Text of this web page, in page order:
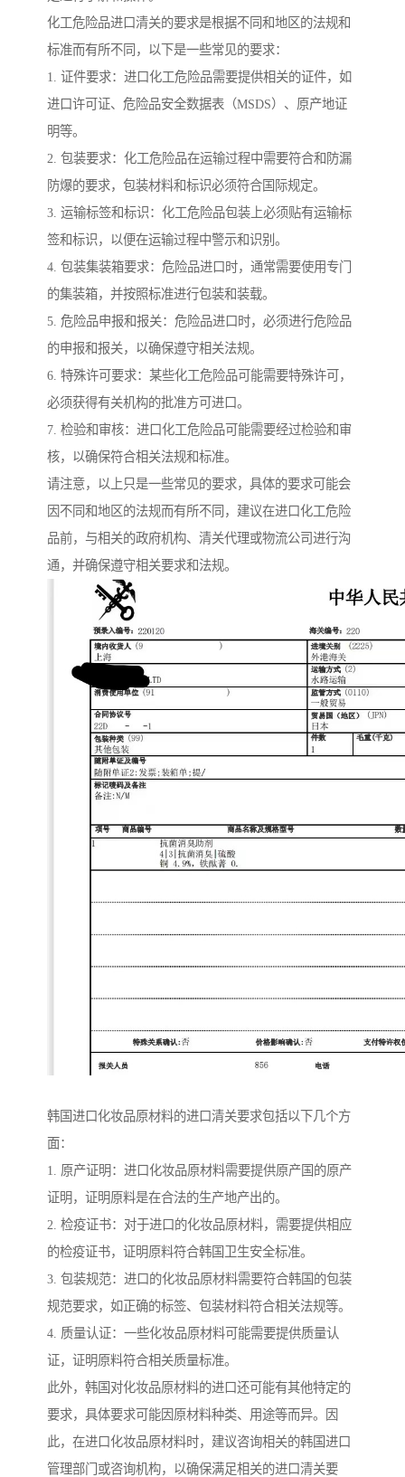
化工危险品进口清关的要求是根据不同和地区的法规和
标准而有所不同，以下是一些常见的要求：
1. 证件要求：进口化工危险品需要提供相关的证件，如
进口许可证、危险品安全数据表（MSDS）、原产地证
明等。
2. 包装要求：化工危险品在运输过程中需要符合和防漏
防爆的要求，包装材料和标识必须符合国际规定。
3. 运输标签和标识：化工危险品包装上必须贴有运输标
签和标识，以便在运输过程中警示和识别。
4. 包装集装箱要求：危险品进口时，通常需要使用专门
的集装箱，并按照标准进行包装和装载。
5. 危险品申报和报关：危险品进口时，必须进行危险品
的申报和报关，以确保遵守相关法规。
6. 特殊许可要求：某些化工危险品可能需要特殊许可，
必须获得有关机构的批准方可进口。
7. 检验和审核：进口化工危险品可能需要经过检验和审
核，以确保符合相关法规和标准。
请注意，以上只是一些常见的要求，具体的要求可能会
因不同和地区的法规而有所不同，建议在进口化工危险
品前，与相关的政府机构、清关代理或物流公司进行沟
通，并确保遵守相关要求和法规。
韩国进口化妆品原材料的进口清关要求包括以下几个方
面：
1. 原产证明：进口化妆品原材料需要提供原产国的原产
证明，证明原料是在合法的生产地产出的。
2. 检疫证书：对于进口的化妆品原材料，需要提供相应
的检疫证书，证明原料符合韩国卫生安全标准。
3. 包装规范：进口的化妆品原材料需要符合韩国的包装
规范要求，如正确的标签、包装材料符合相关法规等。
4. 质量认证：一些化妆品原材料可能需要提供质量认
证，证明原料符合相关质量标准。
此外，韩国对化妆品原材料的进口还可能有其他特定的
要求，具体要求可能因原材料种类、用途等而异。因
此，在进口化妆品原材料时，建议咨询相关的韩国进口
管理部门或咨询机构，以确保满足相关的进口清关要